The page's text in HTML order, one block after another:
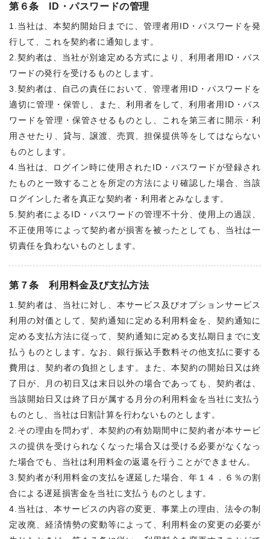
第６条 ID・パスワードの管理
1.当社は、本契約開始日までに、管理者用ID・パスワードを発
行して、これを契約者に通知します。
2.契約者は、当社が別途定める方式により、利用者用ID・パス
ワードの発行を受けるものとします。
3.契約者は、自己の責任において、管理者用ID・パスワードを
適切に管理・保管し、また、利用者をして、利用者用ID・パス
ワードを管理・保管させるものとし、これを第三者に開示・利
用させたり、貸与、譲渡、売買、担保提供等をしてはならない
ものとします。
4.当社は、ログイン時に使用されたID・パスワードが登録され
たものと一致することを所定の方法により確認した場合、当該
ログインした者を真正な契約者・利用者とみなします。
5.契約者によるID・パスワードの管理不十分、使用上の過誤、
不正使用等によって契約者が損害を被ったとしても、当社は一
切責任を負わないものとします。
第７条 利用料金及び支払方法
1.契約者は、当社に対し、本サービス及びオプションサービス
利用の対価として、契約通知に定める利用料金を、契約通知に
定める支払方法に従って、契約通知に定める支払期日までに支
払うものとします。なお、銀行振込手数料その他支払に要する
費用は、契約者の負担とします。また、本契約の開始日又は終
了日が、月の初日又は末日以外の場合であっても、契約者は、
当該開始日又は終了日が属する月分の利用料金を当社に支払う
ものとし、当社は日割計算を行わないものとします。
2.その理由を問わず、本契約の有効期間中に契約者が本サービ
スの提供を受けられなくなった場合又は受ける必要がなくなっ
た場合でも、当社は利用料金の返還を行うことができません。
3.契約者が利用料金の支払を遅延した場合、年１４．６％の割
合による遅延損害金を当社に支払うものとします。
4.当社は、本サービスの内容の変更、事業上の理由、法令の制
定改廃、経済情勢の変動等によって、利用料金の変更の必要が